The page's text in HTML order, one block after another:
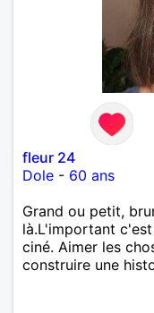
fleur 24
Dole - 60 ans
Grand ou petit,
là.L'important
ciné. Aimer les
construire une